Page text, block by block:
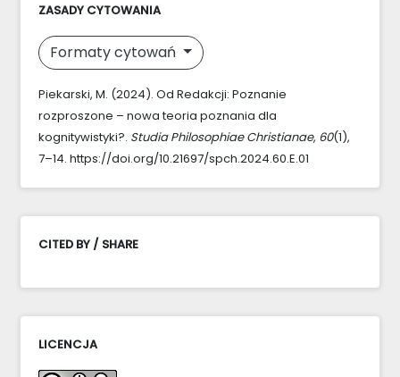
ZASADY CYTOWANIA
Formaty cytowań
Piekarski, M. (2024). Od Redakcji: Poznanie
rozproszone – nowa teoria poznania dla
kognitywistyki?. Studia Philosophiae Christianae, 60(1),
7–14. https://doi.org/10.21697/spch.2024.60.E.01
CITED BY / SHARE
LICENCJA